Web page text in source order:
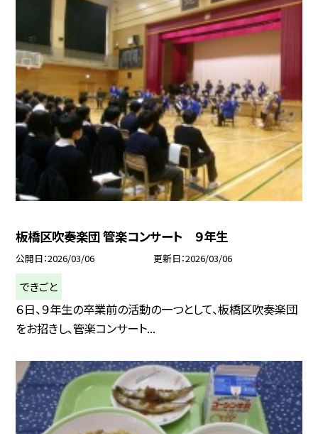
板橋区吹奏楽団 管楽コンサート ９年生
公開日 2026/03/06 更新日 2026/03/06
できごと
６日、９年生の卒業前の活動の一つとして、板橋区吹奏楽団
をお招きし、管楽コンサート...